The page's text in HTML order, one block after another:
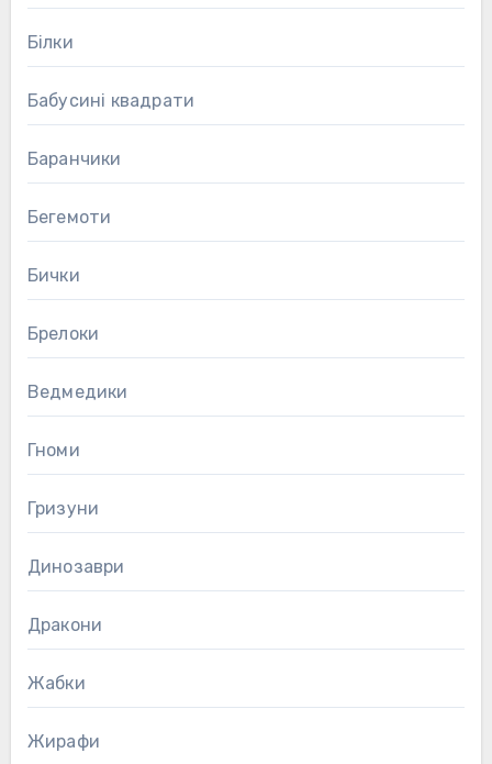
Білки
Бабусині квадрати
Баранчики
Бегемоти
Бички
Брелоки
Ведмедики
Гноми
Гризуни
Динозаври
Дракони
Жабки
Жирафи